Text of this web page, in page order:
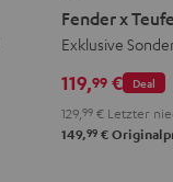
Teufel
GO
2
Black
Fender x
Exklusive
Deal
119,99 €
129, 99 € Letzter
149,99 €